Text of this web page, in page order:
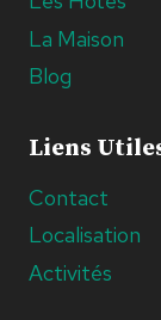
La Maison
Blog
Liens
Contact
Localisation
Activités